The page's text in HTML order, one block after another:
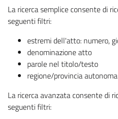
La ricerca semplice consente di
seguenti filtri:
estremi dell'atto: numero,
denominazione atto
parole nel titolo/testo
regione/provincia autonoma
La ricerca avanzata consente di
seguenti filtri: